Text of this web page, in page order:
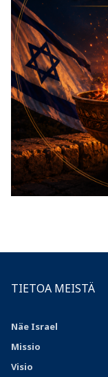
TIETOA MEISTÄ
Näe Israel
Missio
Visio